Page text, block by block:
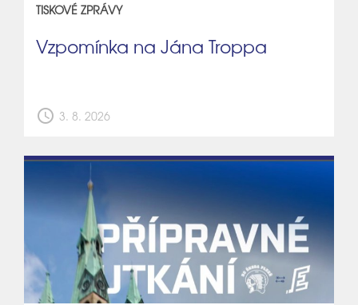
TISKOVÉ ZPRÁVY
Vzpomínka na Jána Troppa
schedule 3. 8. 2026